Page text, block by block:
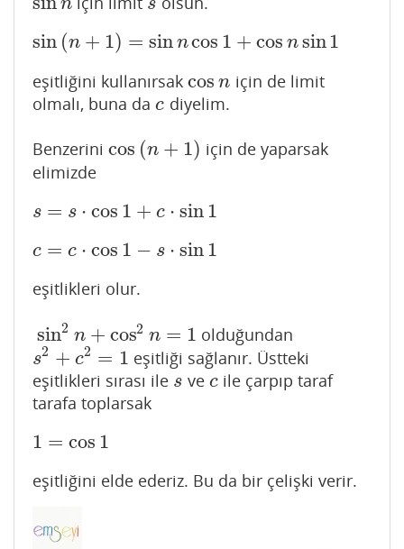
n s
sin (n + 1) = sinncos 1 + cos nsin1
sin (n+ 1)= sinncos1+cos nsin 1
eşitliğini kullanırsak cos n
cos n için de limit
olmalı, buna da c
c diyelim.
Benzerini cos (n + 1)
cos n+1)
için de yaparsak
elimizde
s = s ⋅ cos 1 + c ⋅ sin1
s=s ⋅cos 1 +c⋅ sin 1
c = c ⋅ cos 1 − s ⋅ sin1
c=c ⋅cos 1 −s⋅ sin 1
eşitlikleri olur.
sin2 n + cos2 n = 1
sin2 n+ cos2n=1 olduğundan
s2 + c2 = 1
s2 +c2=1
eşitliği sağlanır. Üstteki
eşitlikleri sırası ile s
s ve c
c ile çarpıp taraf
tarafa toplarsak
1 = cos 1
1= cos1
eşitliğini elde ederiz. Bu da bir çelişki verir.